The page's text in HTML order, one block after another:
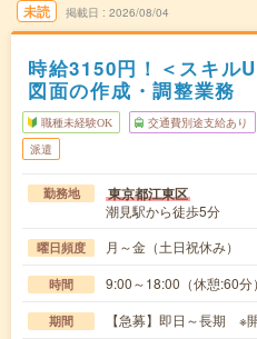
未読 掲載日 2026/08/04
時給3150円！＜スキル
図面の作成・調整業務
職種未経験OK 交通費別途支給あり
派遣
勤務地 東京都江東区
潮見駅から徒歩5分
曜日頻度 月～金（土日祝休み）
時間 9:00～18:00（休憩:60
期間 【急募】即日～長期 ※